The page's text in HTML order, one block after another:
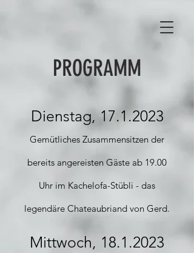
PROGRAMM
Dienstag,17.1.2023
Gemütliches Zusammensitzen der
bereits angereisten Gäste ab 19.00
Uhr im Kachelofa-Stübli - das
legendäre Chateaubriand von Gerd.
Mittwoch, 18.1.2023